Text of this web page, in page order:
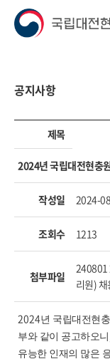
공지사항
제목
2024년 국립대전현충
작성일 2024-
조회수 1213
첨부파일
240801
리원)
2024년 국립대전현
부와 같이 공고하오니
유능한 인재의 많은